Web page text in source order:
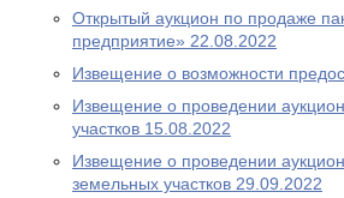
Открытый аукцион по продаже
предприятие» 22.08.2022
Извещение о возможности
Извещение о проведении
участков 15.08.2022
Извещение о проведении
земельных участков 29.09.2022